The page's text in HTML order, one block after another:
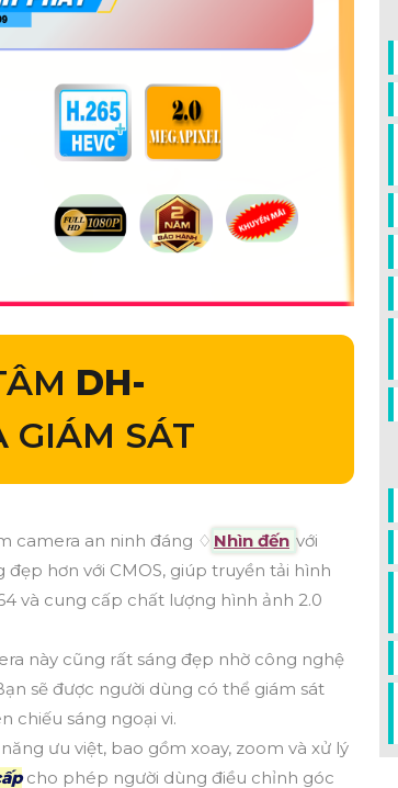
DH-
GIÁM SÁT
camera an ninh đáng ♢ Nhìn đến với
hơn với CMOS, giúp truyền tải hình
và cung cấp chất lượng hình ảnh 2.0
này cũng rất sáng đẹp nhờ công nghệ
sẽ được người dùng có thể giám sát
chiếu sáng ngoại vi.
ưu việt, bao gồm xoay, zoom và xử lý
cho phép người dùng điều chỉnh góc